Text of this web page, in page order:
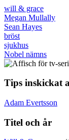
will & grace
Megan Mullally
Sean Hayes
bröst
sjukhus
Nobel nämns
Tips inskickat
Adam Evertsson
Titel och år